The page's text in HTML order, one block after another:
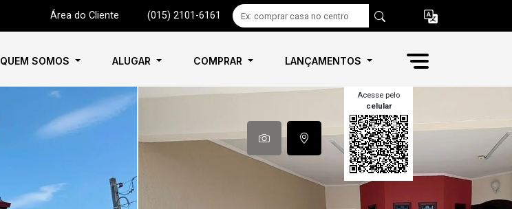
Área do Cliente (015) 2101-6161
QUEM SOMOS ALUGAR COMPRAR LANÇAMENTOS
Acesse pelo
celular